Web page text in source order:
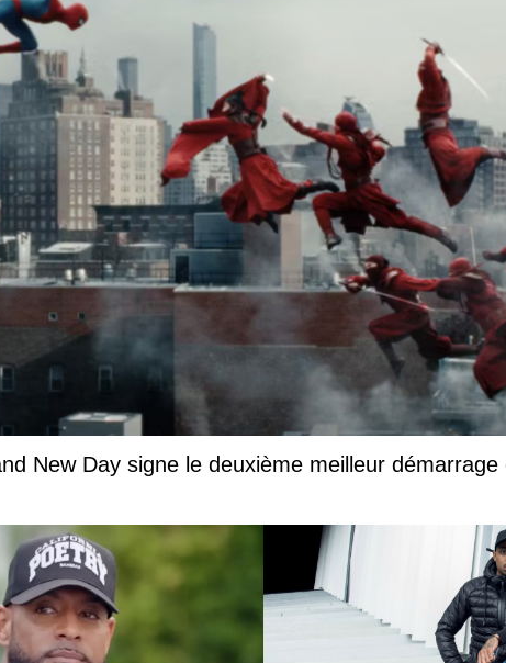
New Day signe le deuxième meilleur démarrage